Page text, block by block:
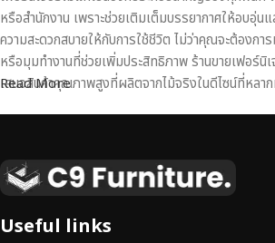
หรือสำนักงาน เพราะช่วยเติมเต็มบรรยากาศให้อบอุ่
ความสะดวกสบายให้กับการใช้ชีวิต ไม่ว่าคุณจะต้องก
หรือมุมทำงานที่ช่วยเพิ่มประสิทธิภาพ ร้านขายเฟอร์นิ
เสนอสินค้าคุณภาพสูงที่ผลิตจากไม้จริงในดีไซน์ที่หลา
เหนือระดับ
เฟอร์นิเจอร์ไม้ไม่ใช่เพียงของตกแต่ง แต่เป็นงานศิลป
Read More
Useful links